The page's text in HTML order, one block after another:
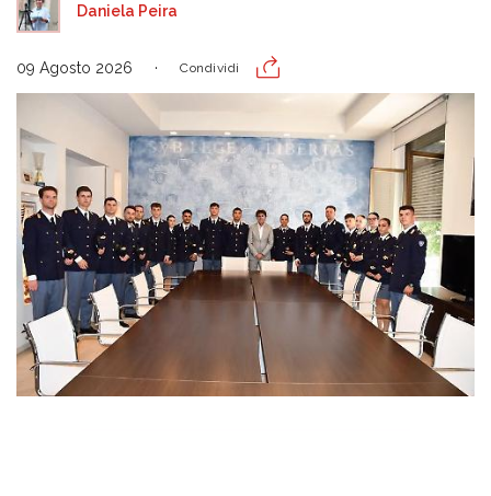
Daniela Peira
09 Agosto 2026 Condividi